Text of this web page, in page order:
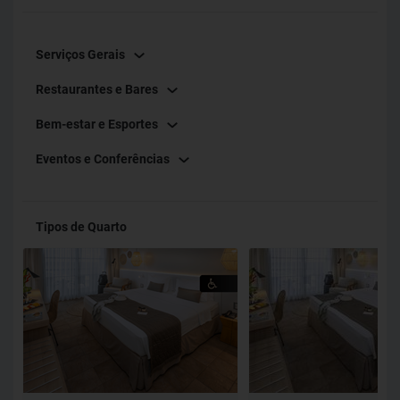
Serviços Gerais
Restaurantes e Bares
Bem-estar e Esportes
Eventos e Conferências
Tipos de Quarto